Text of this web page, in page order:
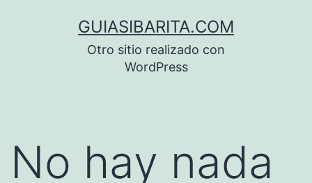
GUIASIBARITA.COM
Otro sitio realizado con
WordPress
No hay nada